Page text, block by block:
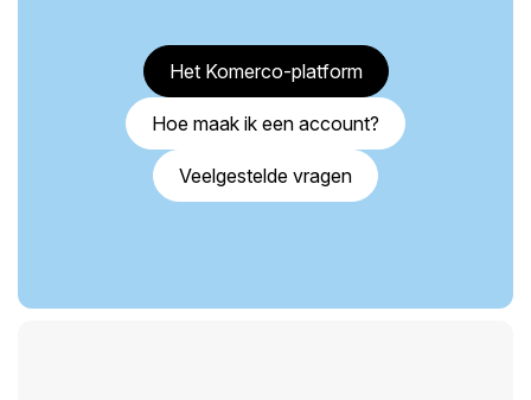
Het Komerco-platform
Hoe maak ik een account?
Veelgestelde vragen